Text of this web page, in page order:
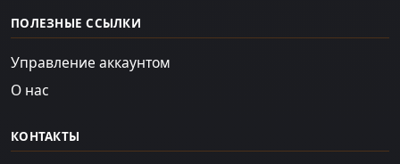
ПОЛЕЗНЫЕ ССЫЛКИ
Управление аккаунтом
О нас
КОНТАКТЫ